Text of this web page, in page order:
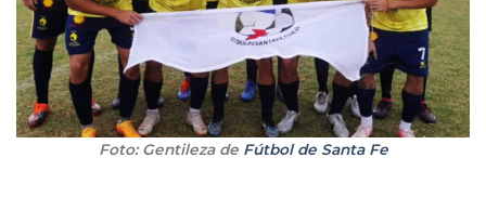
Foto: Gentileza de Fútbol de Santa Fe